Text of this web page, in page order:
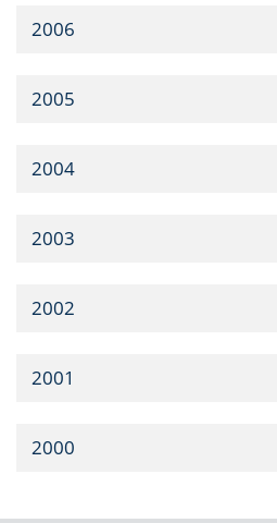
2006
2005
2004
2003
2002
2001
2000